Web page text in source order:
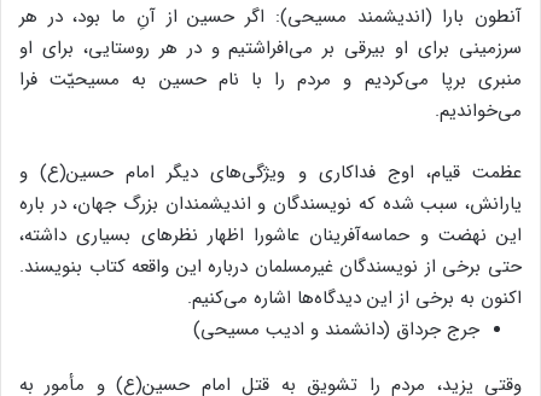
آنطون بارا (اندیشمند مسیحی): اگر حسین از آنِ ما بود، در هر
سرزمینی برای او بیرقی بر می‌افراشتیم و در هر روستایی، برای او
منبری برپا می‌کردیم و مردم را با نام حسین به مسیحیّت فرا
می‌خواندیم.
عظمت قیام، اوج فداکاری و ویژگی‌های دیگر امام حسین(ع) و
یارانش، سبب شده که نویسندگان و اندیشمندان بزرگ جهان، در باره
این نهضت و حماسه‌آفرینان عاشورا اظهار نظرهای بسیاری داشته،
حتی برخی از نویسندگان غیرمسلمان درباره این واقعه کتاب بنویسند.
اکنون به برخی از این دیدگاه‌ها اشاره می‌کنیم.
جرج جرداق (دانشمند و ادیب مسیحی)
وقتی یزید، مردم را تشویق به قتل امام حسین(ع) و مأمور به